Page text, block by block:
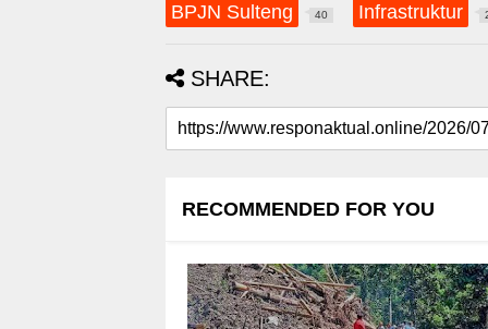
BPJN Sulteng 40 Infrastruktur
SHARE:
RECOMMENDED FOR YOU